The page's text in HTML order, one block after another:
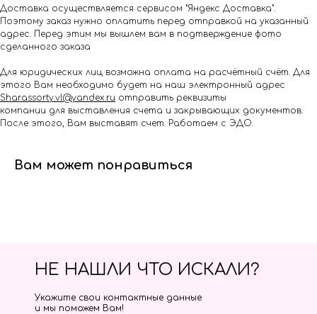
Доставка осуществляется сервисом "Яндекс Доставка".
Поэтому заказ нужно оплатить перед отправкой на указанный
адрес. Перед этим мы вышлем вам в подтверждение фото
сделанного заказа
Для юридических лиц возможна оплата на расчётный счёт. Для
этого Вам необходимо будет на наш электронный адрес
Shar.assorty.vl@yandex.ru отправить реквизиты
компании для выставления счета и закрывающих документов.
После этого, Вам выставят счет. Работаем с ЭДО.
Вам может понравиться
НЕ НАШЛИ ЧТО ИСКАЛИ?
Укажите свои контактные данные
и мы поможем Вам!